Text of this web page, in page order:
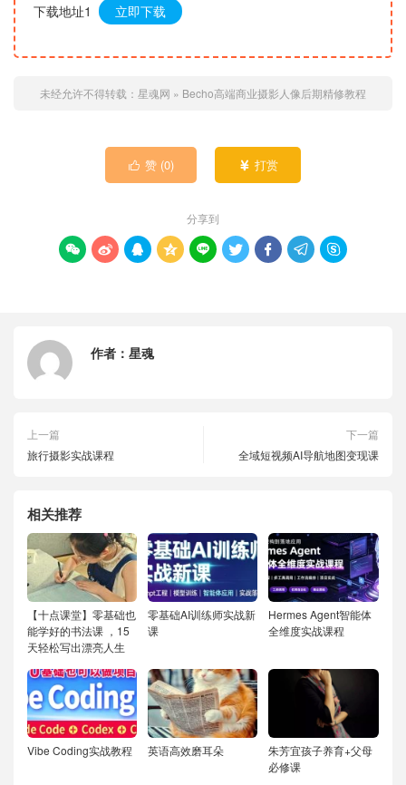
下载地址1 立即下载
未经允许不得转载： 星魂网 » Becho高端商业摄影人像后期精修教程
 赞 (0)  打赏
分享到
        
作者： 星魂
上一篇
旅行摄影实战课程
下一篇
全域短视频AI导航地图变现课
相关推荐
【十点课堂】零基础也
能学好的书法课 ，15
天轻松写出漂亮人生
零基础AI训练师实战新
课
Hermes Agent智能体
全维度实战课程
Vibe Coding实战教程 英语高效磨耳朵
朱芳宜孩子养育+父母
必修课